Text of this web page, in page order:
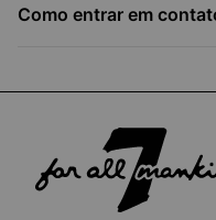
Como entrar em